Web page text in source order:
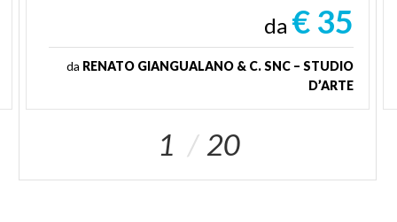
da € 35
da RENATO GIANGUALANO & C. SNC – STUDIO
D’ARTE
1 20